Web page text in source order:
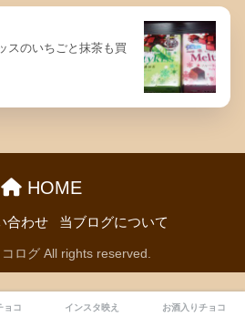
スのいちごと抹茶も買
HOME
合わせ 当ブログについて
ログ All rights reserved.
ョコ インスタ映え お酒入りチョコ